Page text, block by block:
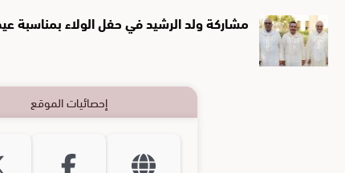
مشاركة ولد الرشيد في حفل الولاء بمناسبة
إحصائيات الموقع